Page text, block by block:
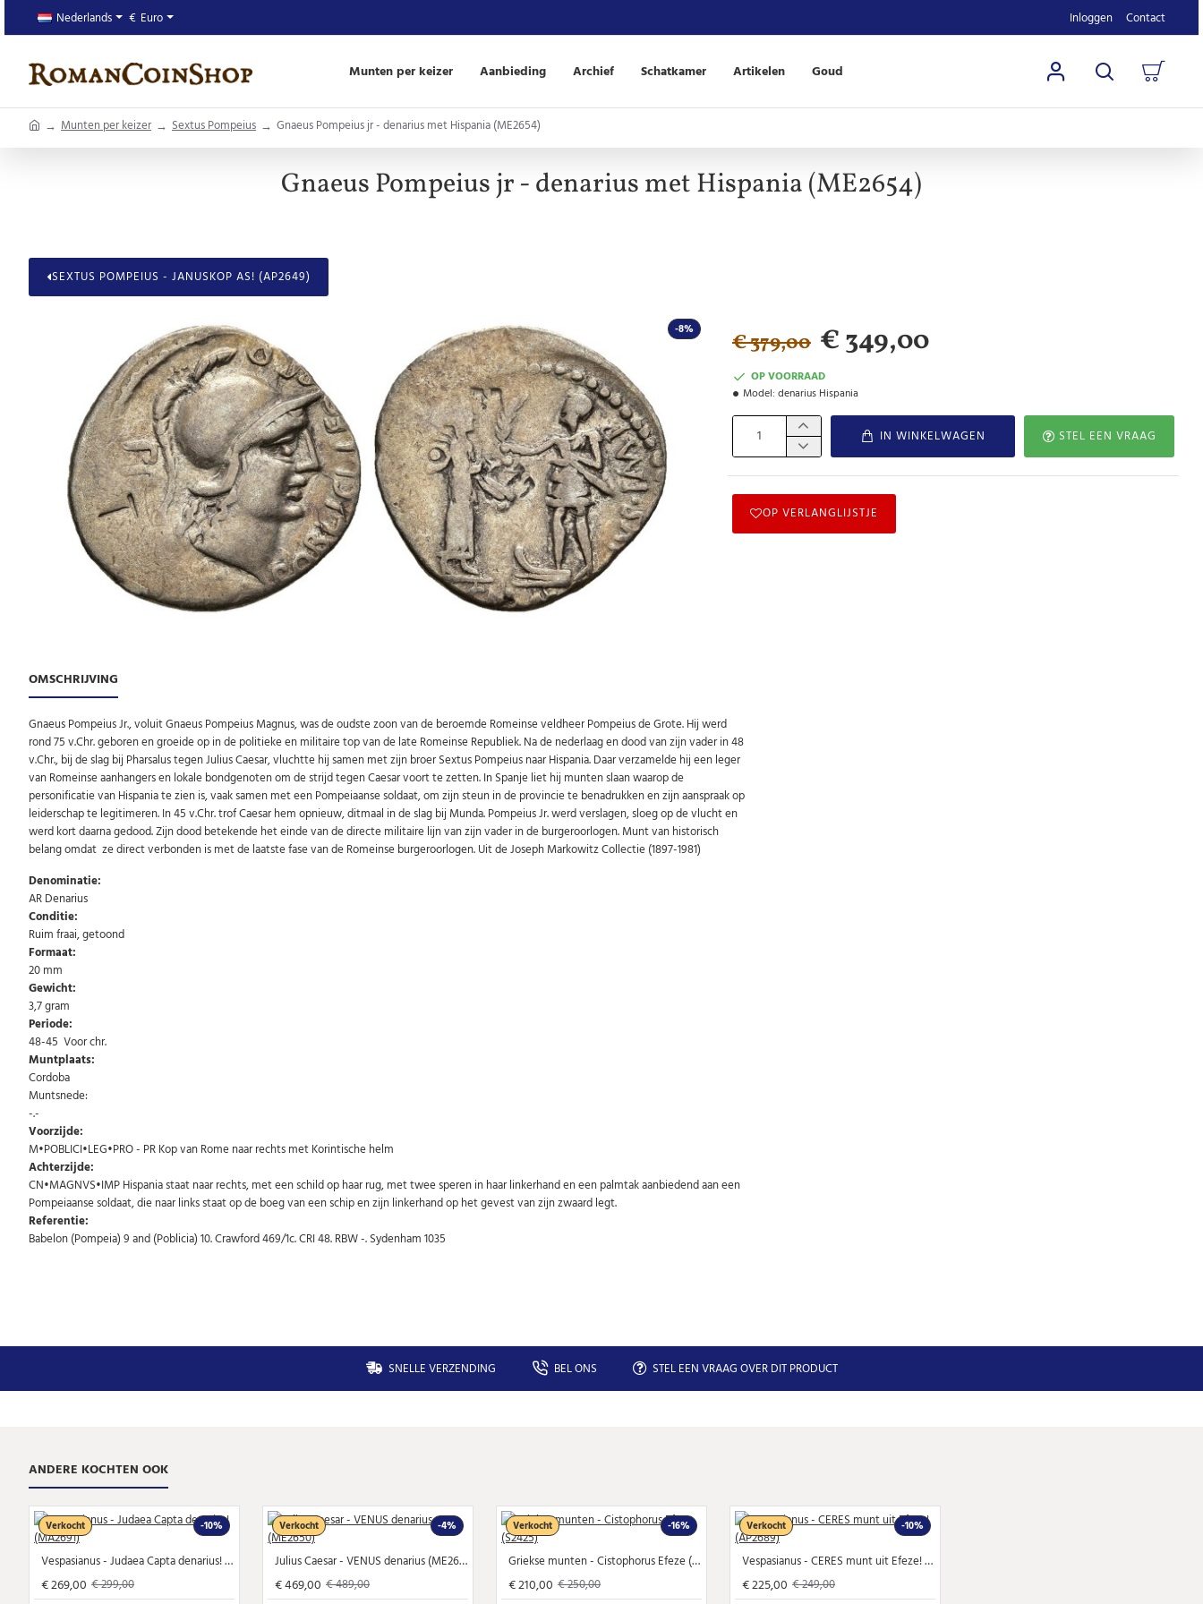
Nederlands € Euro Inloggen Contact
Munten per keizer Aanbieding Archief Schatkamer Artikelen Goud
homeMunten per keizer Sextus Pompeius Gnaeus Pompeius jr - denarius met Hispania (ME2654)
Gnaeus Pompeius jr - denarius met Hispania (ME2654)
SEXTUS POMPEIUS - JANUSKOP AS! (AP2649)
-8%
OP VOORRAAD
Model: denarius Hispania
€ 349,00
€ 379,00
IN WINKELWAGEN STEL EEN VRAAG
OP VERLANGLIJSTJE
OMSCHRIJVING
Gnaeus Pompeius Jr., voluit Gnaeus Pompeius Magnus, was de oudste zoon van de beroemde Romeinse veldheer Pompeius de Grote. Hij werd
rond 75 v.Chr. geboren en groeide op in de politieke en militaire top van de late Romeinse Republiek. Na de nederlaag en dood van zijn vader in 48
v.Chr., bij de slag bij Pharsalus tegen Julius Caesar, vluchtte hij samen met zijn broer Sextus Pompeius naar Hispania. Daar verzamelde hij een leger
van Romeinse aanhangers en lokale bondgenoten om de strijd tegen Caesar voort te zetten. In Spanje liet hij munten slaan waarop de
personificatie van Hispania te zien is, vaak samen met een Pompeiaanse soldaat, om zijn steun in de provincie te benadrukken en zijn aanspraak op
leiderschap te legitimeren. In 45 v.Chr. trof Caesar hem opnieuw, ditmaal in de slag bij Munda. Pompeius Jr. werd verslagen, sloeg op de vlucht en
werd kort daarna gedood. Zijn dood betekende het einde van de directe militaire lijn van zijn vader in de burgeroorlogen. Munt van historisch
belang omdat ze direct verbonden is met de laatste fase van de Romeinse burgeroorlogen. Uit de Joseph Markowitz Collectie (1897-1981)
Denominatie:
AR Denarius
Conditie:
Ruim fraai, getoond
Formaat:
20 mm
Gewicht:
3,7 gram
Periode:
48-45 Voor chr.
Muntplaats:
Cordoba
Muntsnede:
-.-
Voorzijde:
M•POBLICI•LEG•PRO - PR Kop van Rome naar rechts met Korintische helm
Achterzijde:
CN•MAGNVS•IMP Hispania staat naar rechts, met een schild op haar rug, met twee speren in haar linkerhand en een palmtak aanbiedend aan een
Pompeiaanse soldaat, die naar links staat op de boeg van een schip en zijn linkerhand op het gevest van zijn zwaard legt.
Referentie:
Babelon (Pompeia) 9 and (Poblicia) 10. Crawford 469/1c. CRI 48. RBW -. Sydenham 1035
SNELLE VERZENDING BEL ONS STEL EEN VRAAG OVER DIT PRODUCT
ANDERE KOCHTEN OOK
-10%
Verkocht
Vespasianus - Judaea Capta denarius! (MA2691)
€ 269,00 € 299,00
-4%
Verkocht
Julius Caesar - VENUS denarius (ME2650)
€ 469,00 € 489,00
-16%
Verkocht
Griekse munten - Cistophorus Efeze (S2425)
€ 210,00 € 250,00
-10%
Verkocht
Vespasianus - CERES munt uit Efeze! (AP2689)
€ 225,00 € 249,00